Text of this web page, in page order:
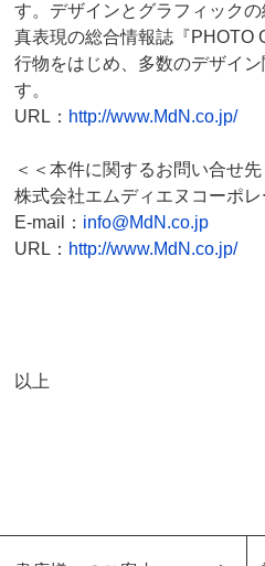
す。デザインとグラフィック
真表現の総合情報誌『PHOTO
行物をはじめ、多数のデザイ
す。
URL： http://www.MdN.co.jp/
＜＜本件に関するお問い合せ先
株式会社エムディエヌコーポ
E-mail： info@MdN.co.jp
URL： http://www.MdN.co.jp/
以上